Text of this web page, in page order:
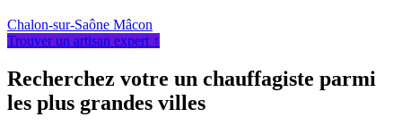
Chalon-sur-Saône Mâcon
Trouver un artisan expert ↑
Recherchez votre un chauffagiste parmi
les plus grandes villes